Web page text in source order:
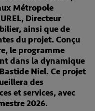
Métropole
Directeur
ainsi que de
du projet. Conçu
le programme
dans la dynamique
Niel. Ce projet
des
et services, avec
2026.